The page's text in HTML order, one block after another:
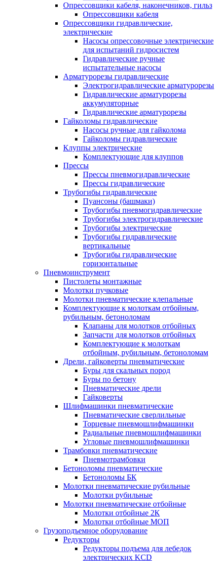
Опрессовщики кабеля, наконечников, гильз
Опрессовщики кабеля
Опрессовщики гидравлические,
электрические
Насосы опрессовочные электрические
для испытаний гидросистем
Гидравлические ручные
испытательные насосы
Арматурорезы гидравлические
Электрогидравлические арматурорезы
Гидравлические арматурорезы
аккумуляторные
Гидравлические арматурорезы
Гайколомы гидравлические
Насосы ручные для гайколома
Гайколомы гидравлические
Клуппы электрические
Комплектующие для клуппов
Прессы
Прессы пневмогидравлические
Прессы гидравлические
Трубогибы гидравлические
Пуансоны (башмаки)
Трубогибы пневмогидравлические
Трубогибы электрогидравлические
Трубогибы электрические
Трубогибы гидравлические
вертикальные
Трубогибы гидравлические
горизонтальные
Пневмоинструмент
Пистолеты монтажные
Молотки пучковые
Молотки пневматические клепальные
Комплектующие к молоткам отбойным,
рубильным, бетоноломам
Клапаны для молотков отбойных
Запчасти для молотков отбойных
Комплектующие к молоткам
отбойным, рубильным, бетоноломам
Дрели, гайковерты пневматические
Буры для скальных пород
Буры по бетону
Пневматические дрели
Гайковерты
Шлифмашинки пневматические
Пневматические сверлильные
Торцевые пневмошлифмашинки
Радиальные пневмошлифмашинки
Угловые пневмошлифмашинки
Трамбовки пневматические
Пневмотрамбовки
Бетоноломы пневматические
Бетоноломы БК
Молотки пневматические рубильные
Молотки рубильные
Молотки пневматические отбойные
Молотки отбойные 2К
Молотки отбойные МОП
Грузоподъемное оборудование
Редукторы
Редукторы подъема для лебедок
электрических KCD